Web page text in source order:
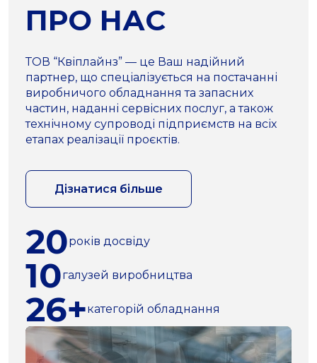
ПРО НАС
ТОВ “Квіплайнз” — це Ваш надійний
партнер, що спеціалізується на постачанні
виробничого обладнання та запасних
частин, наданні сервісних послуг, а також
технічному супроводі підприємств на всіх
етапах реалізації проєктів.
Дізнатися більше
20років досвіду
10галузей виробництва
26+категорій обладнання